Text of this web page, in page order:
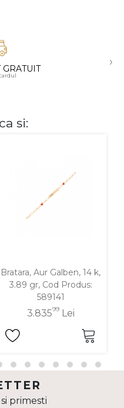
›
si:
Bratara, Aur Galben, 14 k,
3.89 gr, Cod Produs:
589141
3.83599Lei
primesti